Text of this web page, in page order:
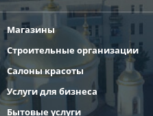
Магазины
Строительные организации
Салоны красоты
Услуги для бизнеса
Бытовые услуги